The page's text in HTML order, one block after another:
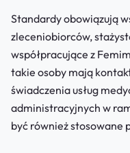
Standardy obowiązują
zleceniobiorców,
współpracujące z
takie osoby mają
świadczenia usług
administracyjnych w
być również stosowane